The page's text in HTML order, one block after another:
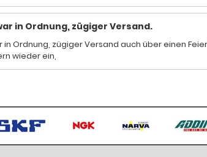
in Ordnung, zügiger Versand.
in Ordnung, zügiger Versand auch über einen
wieder ein,